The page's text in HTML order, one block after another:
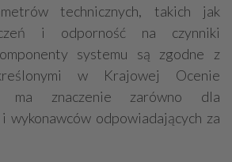
technicznych, takich jak
i odporność na czynniki
systemu są zgodne z
w Krajowej Ocenie
ma znaczenie zarówno dla
wykonawców odpowiadających za